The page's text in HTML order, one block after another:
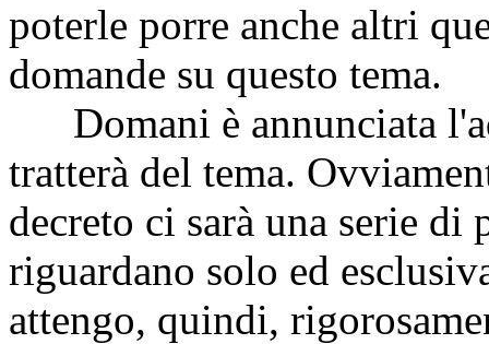
poterle porre anche altri
domande su questo tema.
Domani è annunciata
tratterà del tema.
decreto ci sarà una serie
riguardano solo ed
attengo, quindi,